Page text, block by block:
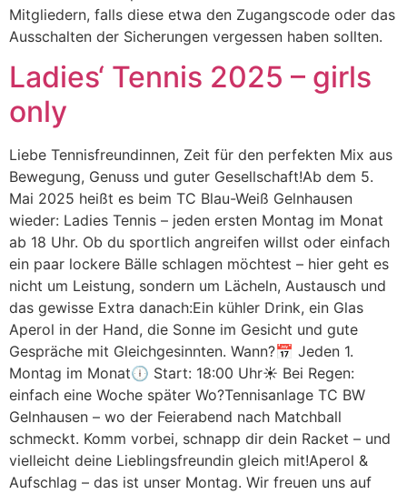
Mitgliedern, falls diese etwa den Zugangscode oder das
Ausschalten der Sicherungen vergessen haben sollten.
Ladies‘ Tennis 2025 – girls
only
Liebe Tennisfreundinnen, Zeit für den perfekten Mix aus
Bewegung, Genuss und guter Gesellschaft!Ab dem 5.
Mai 2025 heißt es beim TC Blau-Weiß Gelnhausen
wieder: Ladies Tennis – jeden ersten Montag im Monat
ab 18 Uhr. Ob du sportlich angreifen willst oder einfach
ein paar lockere Bälle schlagen möchtest – hier geht es
nicht um Leistung, sondern um Lächeln, Austausch und
das gewisse Extra danach:Ein kühler Drink, ein Glas
Aperol in der Hand, die Sonne im Gesicht und gute
Gespräche mit Gleichgesinnten. Wann?📅 Jeden 1.
Montag im Monat🕕 Start: 18:00 Uhr☀️ Bei Regen:
einfach eine Woche später Wo?Tennisanlage TC BW
Gelnhausen – wo der Feierabend nach Matchball
schmeckt. Komm vorbei, schnapp dir dein Racket – und
vielleicht deine Lieblingsfreundin gleich mit!Aperol &
Aufschlag – das ist unser Montag. Wir freuen uns auf